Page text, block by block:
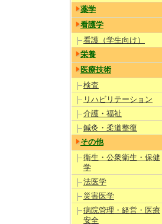
薬学
看護学
看護（学生向け）
栄養
医療技術
検査
リハビリテーション
介護・福祉
鍼灸・柔道整復
その他
衛生・公衆衛生・保健
学
法医学
災害医学
病院管理・経営・医療
安全